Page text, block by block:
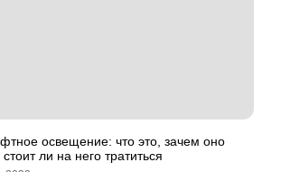
освещение: что это, зачем оно
ли на него тратиться